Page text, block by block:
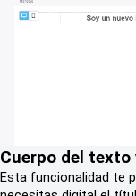
Cuerpo del texto
Esta funcionalidad te